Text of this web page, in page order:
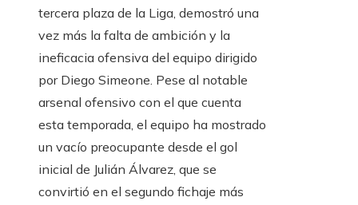
tercera plaza de la Liga, demostró una
vez más la falta de ambición y la
ineficacia ofensiva del equipo dirigido
por Diego Simeone. Pese al notable
arsenal ofensivo con el que cuenta
esta temporada, el equipo ha mostrado
un vacío preocupante desde el gol
inicial de Julián Álvarez, que se
convirtió en el segundo fichaje más